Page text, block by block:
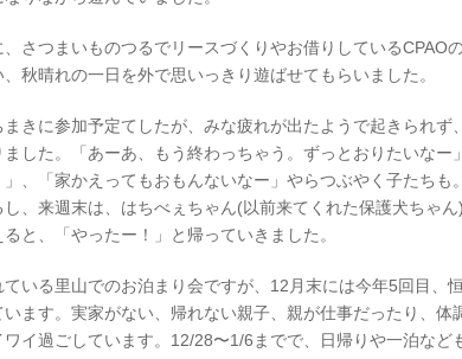
さつまいものつるでリースづくりやお借りしているCPAO
秋晴れの一日を外で思いっきり遊ばせてもらいました。
きに参加予定てしたが、みな疲れが出たようで起きられず
した。「あーあ、もう終わっちゃう。ずっとおりたいなー
、「家かえってもおもんないなー」やらつぶやく子たちも
、来週末は、はちべぇちゃん(以前来てくれた保護犬ちゃん
と、「やったー！」と帰っていきました。
いる里山でのお泊まり会ですが、12月末には今年5回目、
ます。実家がない、帰れない親子、親が仕事だったり、体
イ過ごしています。12/28〜1/6までで、日帰りや一泊など